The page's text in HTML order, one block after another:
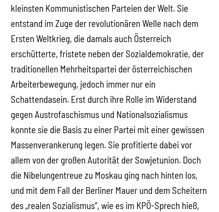
kleinsten Kommunistischen Parteien der Welt. Sie
entstand im Zuge der revolutionären Welle nach dem
Ersten Weltkrieg, die damals auch Österreich
erschütterte, fristete neben der Sozialdemokratie, der
traditionellen Mehrheitspartei der österreichischen
Arbeiterbewegung, jedoch immer nur ein
Schattendasein. Erst durch ihre Rolle im Widerstand
gegen Austrofaschismus und Nationalsozialismus
konnte sie die Basis zu einer Partei mit einer gewissen
Massenverankerung legen. Sie profitierte dabei vor
allem von der großen Autorität der Sowjetunion. Doch
die Nibelungentreue zu Moskau ging nach hinten los,
und mit dem Fall der Berliner Mauer und dem Scheitern
des „realen Sozialismus“, wie es im KPÖ-Sprech hieß,